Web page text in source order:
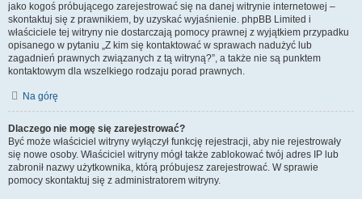
jako kogoś próbującego zarejestrować się na danej witrynie internetowej –
skontaktuj się z prawnikiem, by uzyskać wyjaśnienie. phpBB Limited i
właściciele tej witryny nie dostarczają pomocy prawnej z wyjątkiem przypadku
opisanego w pytaniu „Z kim się kontaktować w sprawach nadużyć lub
zagadnień prawnych związanych z tą witryną?”, a także nie są punktem
kontaktowym dla wszelkiego rodzaju porad prawnych.
Na górę
Dlaczego nie mogę się zarejestrować?
Być może właściciel witryny wyłączył funkcję rejestracji, aby nie rejestrowały
się nowe osoby. Właściciel witryny mógł także zablokować twój adres IP lub
zabronił nazwy użytkownika, którą próbujesz zarejestrować. W sprawie
pomocy skontaktuj się z administratorem witryny.